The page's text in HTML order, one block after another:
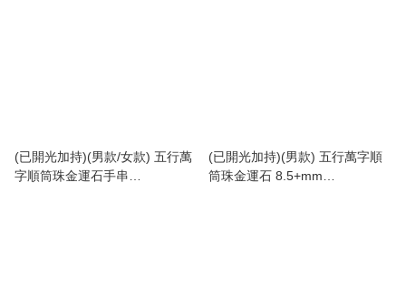
(已開光加持)(男款/女款) 五行萬
字順筒珠金運石手串
(已開光加持)(男款) 五行萬字順
筒珠金運石 8.5+mm